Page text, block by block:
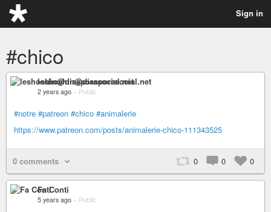
Sign in
#chico
leshoshin@diasporasocial.net
2 years ago – Public
#notre #patreon #chico #animalerie
https://www.patreon.com/posts/animalerie-chico-111343525
0 comments 0 0 0
Fa Conti
5 years ago – Public